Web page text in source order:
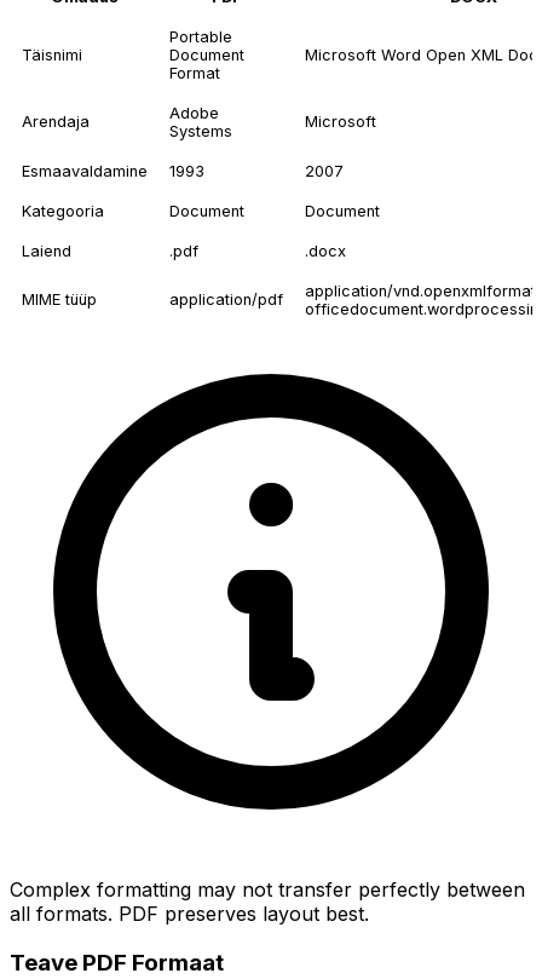
Täisnimi
Portable
Document
Format
Microsoft Word Open XML
Arendaja
Adobe
Systems
Microsoft
Esmaavaldamine 1993 2007
Kategooria Document Document
Laiend .pdf .docx
MIME tüüp application/pdf
application/
Complex formatting may not transfer perfectly between
all formats. PDF preserves layout best.
Teave PDF Formaat